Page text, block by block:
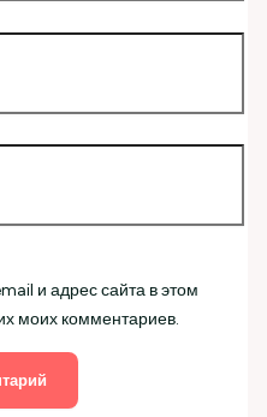
и адрес сайта в этом
моих комментариев.